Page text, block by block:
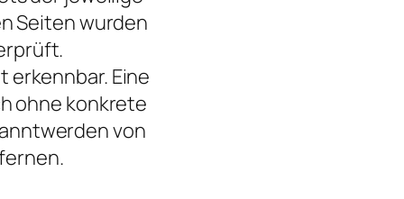
Seiten wurden
Eine
ohne konkrete
von